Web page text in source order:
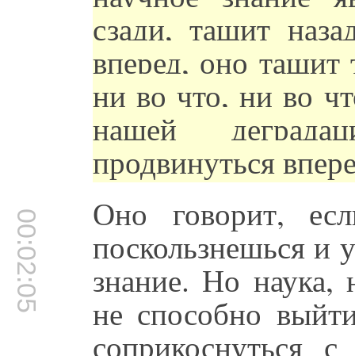
сзади, тащит
вперед, оно тащит
ни во что, ни во
нашей
продвинуться
00:02:05 Оно говорит,
поскользнешься и
знание. Но наука,
не способно
соприкоснуться